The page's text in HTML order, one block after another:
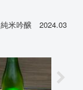
米吟醸 2024.03